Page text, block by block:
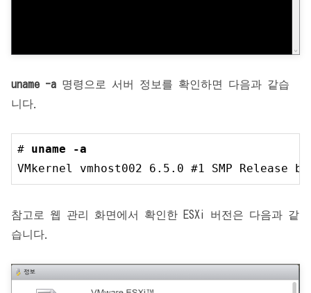
uname -a 명령으로 서버 정보를 확인하면 다음과 같습
니다.
# uname -a
VMkernel vmhost002 6.5 .0 #1 SMP Release
참고로 웹 관리 화면에서 확인한 ESXi 버전은 다음과 같
습니다.